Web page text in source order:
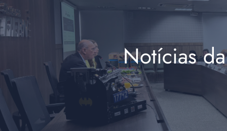
Notícias